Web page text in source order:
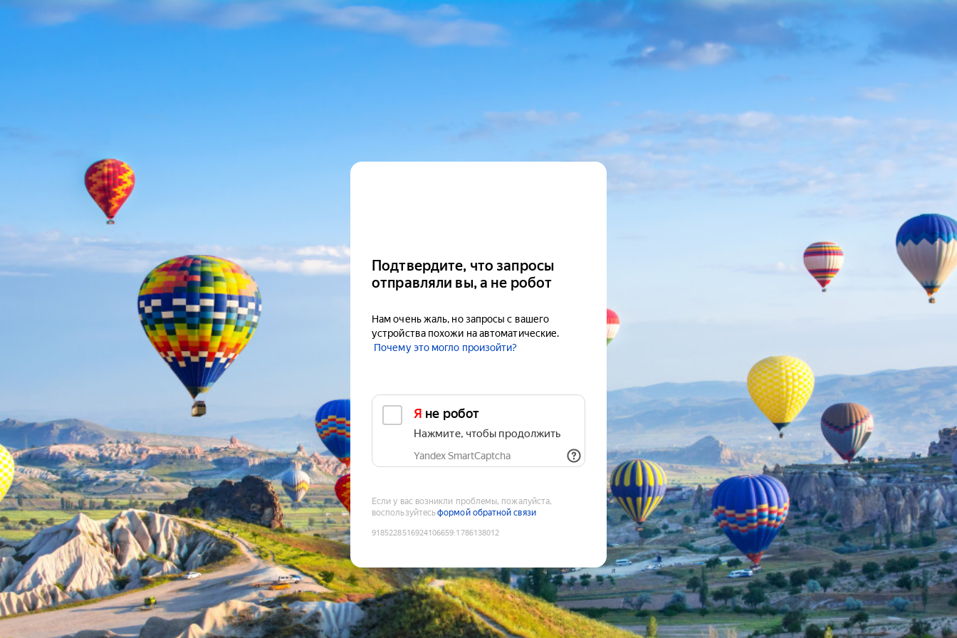
Подтвердите, что запросы
отправляли вы, а не робот
Нам очень жаль, но запросы с вашего
устройства похожи на автоматические.
Почему это могло произойти?
Я не робот
Нажмите, чтобы продолжить
Yandex SmartCaptcha
Если у вас возникли проблемы, пожалуйста,
воспользуйтесьформой обратной связи
9185228516924106659:1786138012